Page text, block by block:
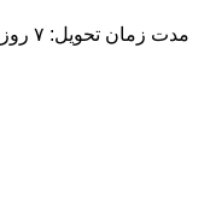
مدت زمان تحویل: ۷ روز